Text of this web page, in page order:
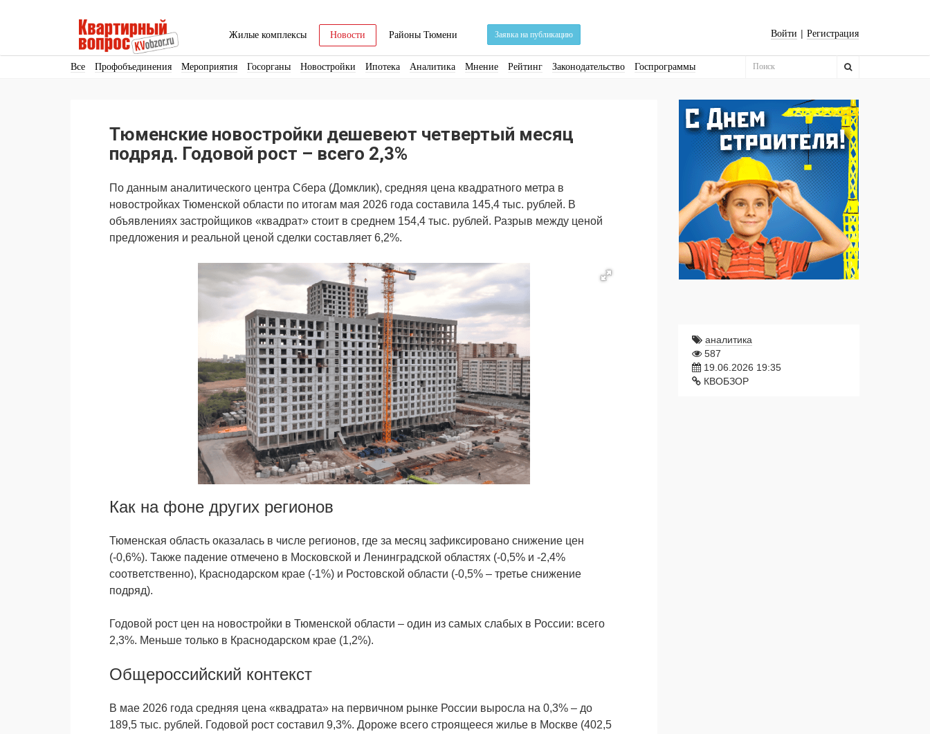
Жилые комплексы Новости Районы Тюмени Заявка на публикацию Войти | Регистрация
Все Профобъединения Мероприятия Госорганы Новостройки Ипотека Аналитика Мнение Рейтинг Законодательство Госпрограммы
Тюменские новостройки дешевеют четвертый месяц
подряд. Годовой рост – всего 2,3%
По данным аналитического центра Сбера (Домклик), средняя цена квадратного метра в
новостройках Тюменской области по итогам мая 2026 года составила 145,4 тыс. рублей. В
объявлениях застройщиков «квадрат» стоит в среднем 154,4 тыс. рублей. Разрыв между ценой
предложения и реальной ценой сделки составляет 6,2%.
Как на фоне других регионов
Тюменская область оказалась в числе регионов, где за месяц зафиксировано снижение цен
(-0,6%). Также падение отмечено в Московской и Ленинградской областях (-0,5% и -2,4%
соответственно), Краснодарском крае (-1%) и Ростовской области (-0,5% – третье снижение
подряд).
Годовой рост цен на новостройки в Тюменской области – один из самых слабых в России: всего
2,3%. Меньше только в Краснодарском крае (1,2%).
Общероссийский контекст
В мае 2026 года средняя цена «квадрата» на первичном рынке России выросла на 0,3% – до
189,5 тыс. рублей. Годовой рост составил 9,3%. Дороже всего строящееся жилье в Москве (402,5
аналитика
587
19.06.2026 19:35
КВОБЗОР